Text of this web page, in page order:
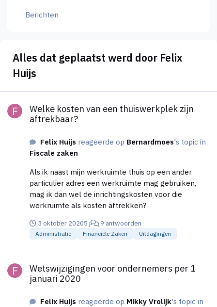
Berichten
Alles dat geplaatst werd door Felix
Huijs
Welke kosten van een thuiswerkplek zijn
aftrekbaar?
Felix Huijs reageerde op Bernardmoes's topic in
Fiscale zaken
Als ik naast mijn werkruimte thuis op een ander
particulier adres een werkruimte mag gebruiken,
mag ik dan wel de inrichtingskosten voor die
werkruimte als kosten aftrekken?
3 oktober 20205 j 9 antwoorden
Administratie Financiële Zaken Uitdagingen
Wetswijzigingen voor ondernemers per 1
januari 2020
Felix Huijs reageerde op Mikky Vrolijk's topic in